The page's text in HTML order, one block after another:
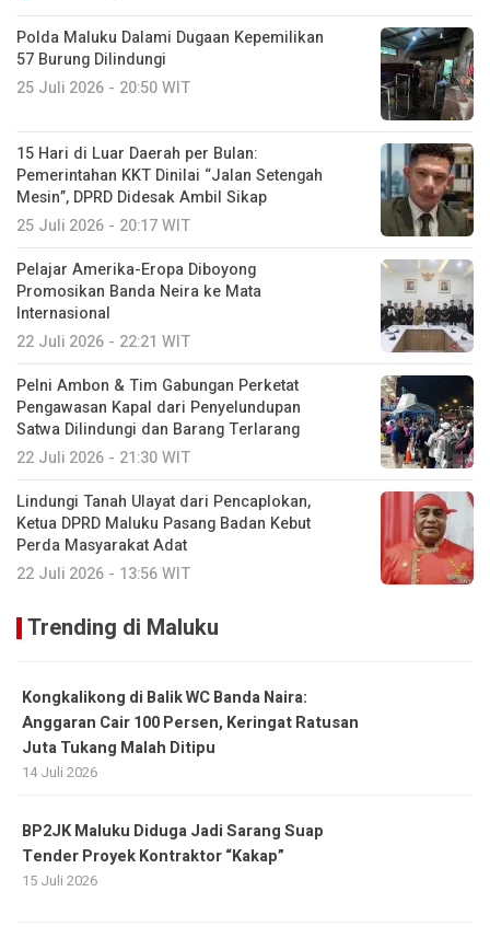
Polda Maluku Dalami Dugaan Kepemilikan
57 Burung Dilindungi
25 Juli 2026 - 20:50 WIT
15 Hari di Luar Daerah per Bulan:
Pemerintahan KKT Dinilai “Jalan Setengah
Mesin”, DPRD Didesak Ambil Sikap
25 Juli 2026 - 20:17 WIT
Pelajar Amerika-Eropa Diboyong
Promosikan Banda Neira ke Mata
Internasional
22 Juli 2026 - 22:21 WIT
Pelni Ambon & Tim Gabungan Perketat
Pengawasan Kapal dari Penyelundupan
Satwa Dilindungi dan Barang Terlarang
22 Juli 2026 - 21:30 WIT
Lindungi Tanah Ulayat dari Pencaplokan,
Ketua DPRD Maluku Pasang Badan Kebut
Perda Masyarakat Adat
22 Juli 2026 - 13:56 WIT
Trending di Maluku
Kongkalikong di Balik WC Banda Naira:
Anggaran Cair 100 Persen, Keringat Ratusan
Juta Tukang Malah Ditipu
14 Juli 2026
BP2JK Maluku Diduga Jadi Sarang Suap
Tender Proyek Kontraktor “Kakap”
15 Juli 2026